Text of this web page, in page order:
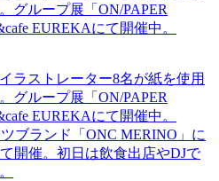
グループ展「ON/PAPER
EUREKAにて開催中。
ラストレーター8名が紙を使用
グループ展「ON/PAPER
EUREKAにて開催中。
ブランド「ONC MERINO」に
開催。初日は飲食出店やDJで